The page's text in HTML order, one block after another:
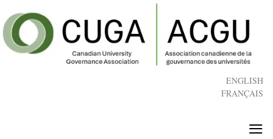
to
main
content
ENGLISH
FRANÇAIS
≡